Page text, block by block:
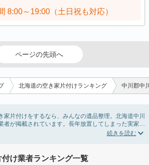
8:00～19:00（土日祝も対応）
ページの先頭へ
北海道の空き家片付けランキング 中川郡中
家片付けをするなら、みんなの遺品整理。北海道中川
者が掲載されています。長年放置してしまった実家の
予定のない親の家の不用品の処分・回収・引き取りま
ましょう。
方法・空家対策特別措置法の法改正に伴う空き家の片
け業者ランキング一覧